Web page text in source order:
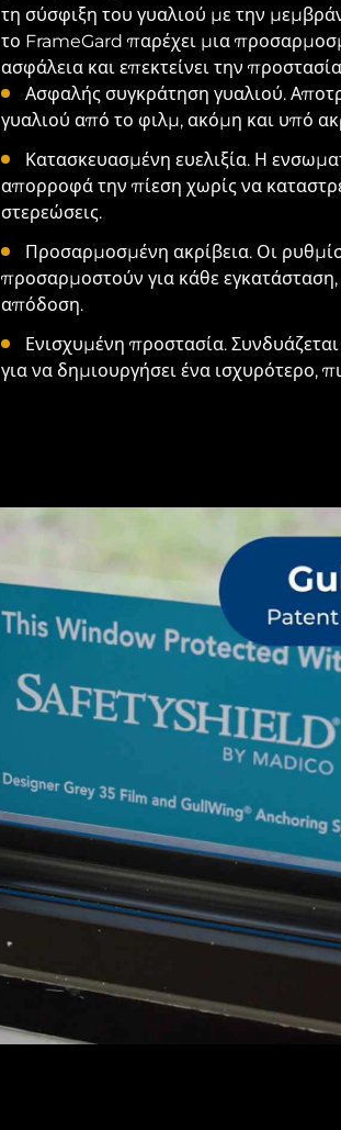
τη σύσφιξη του γυαλιού με την
το FrameGard παρέχει μια
ασφάλεια και επεκτείνει την
Ασφαλής συγκράτηση γυαλιού.
γυαλιού από το φιλμ, ακόμη και υπό
Κατασκευασμένη ευελιξία. Η
απορροφά την πίεση χωρίς να
στερεώσεις.
Προσαρμοσμένη ακρίβεια. Οι
προσαρμοστούν για κάθε εγκατάσταση,
απόδοση.
Ενισχυμένη προστασία.
για να δημιουργήσει ένα ισχυρότερο,